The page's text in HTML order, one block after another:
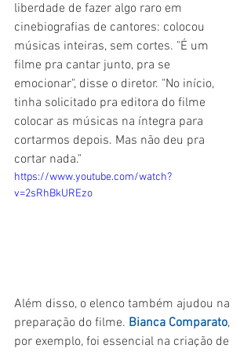
liberdade de fazer algo raro em
cinebiografias de cantores: colocou
músicas inteiras, sem cortes. "É um
filme pra cantar junto, pra se
emocionar", disse o diretor. "No início,
tinha solicitado pra editora do filme
colocar as músicas na íntegra para
cortarmos depois. Mas não deu pra
cortar nada."
https://www.youtube.com/watch?
v=2sRhBkUREzo
Além disso, o elenco também ajudou na
preparação do filme. Bianca Comparato,
por exemplo, foi essencial na criação de